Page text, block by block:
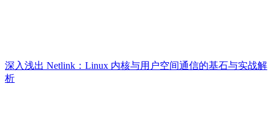
深入浅出 Netlink：Linux 内核与用户空间通信的基石与实战解
析